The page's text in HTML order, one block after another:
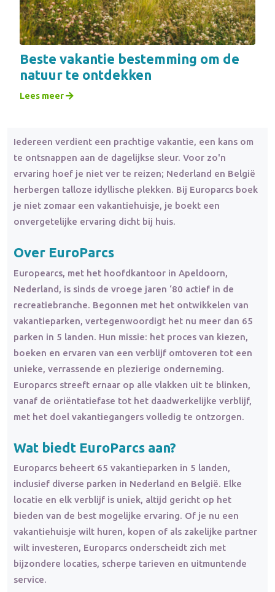
Beste vakantie bestemming om de
natuur te ontdekken
Lees meer
Iedereen verdient een prachtige vakantie, een kans om
te ontsnappen aan de dagelijkse sleur. Voor zo'n
ervaring hoef je niet ver te reizen; Nederland en België
herbergen talloze idyllische plekken. Bij Europarcs boek
je niet zomaar een vakantiehuisje, je boekt een
onvergetelijke ervaring dicht bij huis.
Over EuroParcs
Europearcs, met het hoofdkantoor in Apeldoorn,
Nederland, is sinds de vroege jaren ‘80 actief in de
recreatiebranche. Begonnen met het ontwikkelen van
vakantieparken, vertegenwoordigt het nu meer dan 65
parken in 5 landen. Hun missie: het proces van kiezen,
boeken en ervaren van een verblijf omtoveren tot een
unieke, verrassende en plezierige onderneming.
Europarcs streeft ernaar op alle vlakken uit te blinken,
vanaf de oriëntatiefase tot het daadwerkelijke verblijf,
met het doel vakantiegangers volledig te ontzorgen.
Wat biedt EuroParcs aan?
Europarcs beheert 65 vakantieparken in 5 landen,
inclusief diverse parken in Nederland en België. Elke
locatie en elk verblijf is uniek, altijd gericht op het
bieden van de best mogelijke ervaring. Of je nu een
vakantiehuisje wilt huren, kopen of als zakelijke partner
wilt investeren, Europarcs onderscheidt zich met
bijzondere locaties, scherpe tarieven en uitmuntende
service.